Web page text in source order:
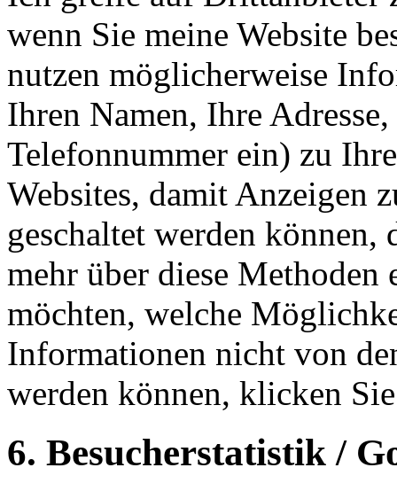
wenn Sie meine Website
nutzen möglicherweise
Ihren Namen, Ihre
Telefonnummer ein) zu
Websites, damit Anzeigen
geschaltet werden können,
mehr über diese Methoden
möchten, welche
Informationen nicht von
werden können, klicken
6. Besucherstatistik /